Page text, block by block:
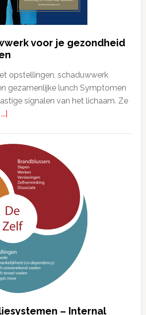
voor je gezondheid
opstellingen, schaduwwerk
gezamenlijke lunch Symptomen
signalen van het lichaam. Ze
– Internal